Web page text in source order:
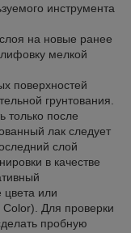
инструмента
на новые ранее
мелкой
поверхностей
грунтования.
только после
лак следует
слой
в качестве
цвета или
Color). Для проверки
пробную